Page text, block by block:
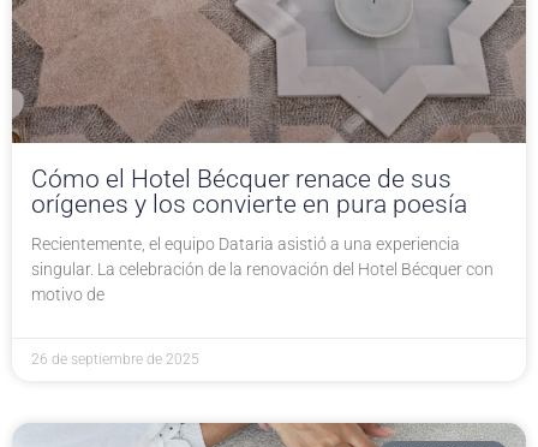
Cómo el Hotel Bécquer renace de sus
orígenes y los convierte en pura poesía
Recientemente, el equipo Dataria asistió a una experiencia
singular. La celebración de la renovación del Hotel Bécquer con
motivo de
26 de septiembre de 2025